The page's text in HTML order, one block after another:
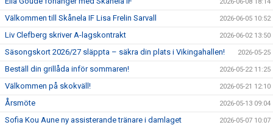
Välkommen till Skånela IF Lisa Frelin Sarvall 2026-06-05 10:52
Liv Clefberg skriver A-lagskontrakt 2026-06-02 13:50
Säsongskort 2026/27 släppta – säkra din plats i Vikingahallen! 2026-05-25
Beställ din grillåda inför sommaren! 2026-05-22 11:25
Välkommen på skokväll! 2026-05-21 12:10
Årsmöte 2026-05-13 09:04
Sofia Kou Aune ny assisterande tränare i damlaget 2026-05-07 10:07